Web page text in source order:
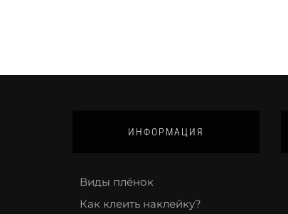
ИНФОРМАЦИЯ
Виды плёнок
Как клеить наклейку?